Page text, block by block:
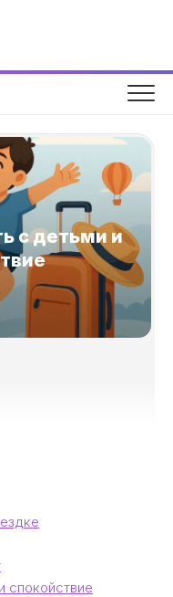
с детьми и
спокойствие